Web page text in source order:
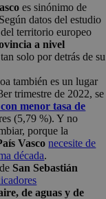
es sinónimo de
datos del estudio
territorio europeo
a nivel
tan solo por detrás de su
también es un lugar
trimestre de 2022, se
menor tasa de
(5,79 %). Y no
porque la
Vasco necesite de
década.
San Sebastián
de aguas y de